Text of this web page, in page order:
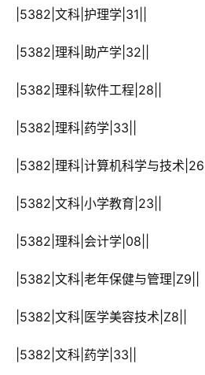
|5382|文科|护理学|31||
|5382|理科|助产学|32||
|5382|理科|软件工程|28||
|5382|理科|药学|33||
|5382|理科|计算机科学与技术|26||
|5382|文科|小学教育|23||
|5382|理科|会计学|08||
|5382|文科|老年保健与管理|Z9||
|5382|文科|医学美容技术|Z8||
|5382|文科|药学|33||